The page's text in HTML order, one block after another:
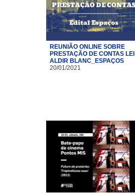
REUNIÃO ONLINE SOBRE
PRESTAÇÃO DE CONTAS LEI
ALDIR BLANC_ESPAÇOS
20/01/2021